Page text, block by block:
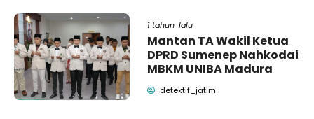
1 tahun lalu
Mantan TA Wakil Ketua
DPRD Sumenep Nahkodai
MBKM UNIBA Madura
detektif_jatim